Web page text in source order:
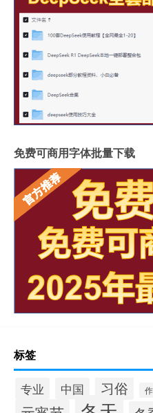
免费可商用字体批量下载
标签
专业 中国 习俗